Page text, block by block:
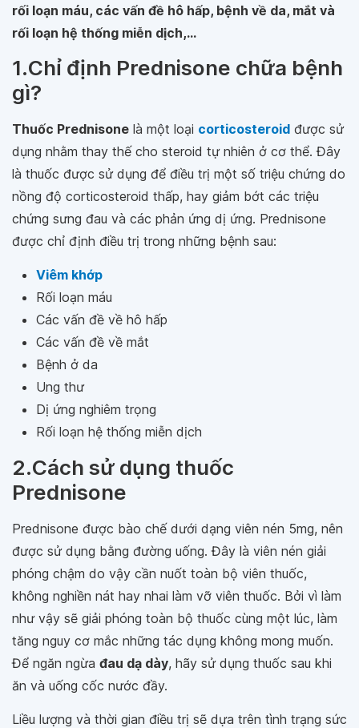
rối loạn máu, các vấn đề hô hấp, bệnh về da, mắt và
rối loạn hệ thống miễn dịch,...
1.Chỉ định Prednisone chữa bệnh
gì?
Thuốc Prednisone là một loại corticosteroid được sử
dụng nhằm thay thế cho steroid tự nhiên ở cơ thể. Đây
là thuốc được sử dụng để điều trị một số triệu chứng do
nồng độ corticosteroid thấp, hay giảm bớt các triệu
chứng sưng đau và các phản ứng dị ứng. Prednisone
được chỉ định điều trị trong những bệnh sau:
Viêm khớp
Rối loạn máu
Các vấn đề về hô hấp
Các vấn đề về mắt
Bệnh ở da
Ung thư
Dị ứng nghiêm trọng
Rối loạn hệ thống miễn dịch
2.Cách sử dụng thuốc
Prednisone
Prednisone được bào chế dưới dạng viên nén 5mg, nên
được sử dụng bằng đường uống. Đây là viên nén giải
phóng chậm do vậy cần nuốt toàn bộ viên thuốc,
không nghiền nát hay nhai làm vỡ viên thuốc. Bởi vì làm
như vậy sẽ giải phóng toàn bộ thuốc cùng một lúc, làm
tăng nguy cơ mắc những tác dụng không mong muốn.
Để ngăn ngừa đau dạ dày, hãy sử dụng thuốc sau khi
ăn và uống cốc nước đầy.
Liều lượng và thời gian điều trị sẽ dựa trên tình trạng sức